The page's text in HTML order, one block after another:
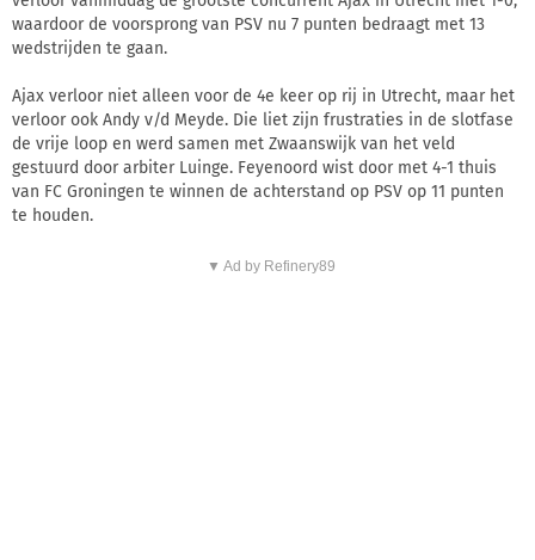
waardoor de voorsprong van PSV nu 7 punten bedraagt met 13
wedstrijden te gaan.
Ajax verloor niet alleen voor de 4e keer op rij in Utrecht, maar het
verloor ook Andy v/d Meyde. Die liet zijn frustraties in de slotfase
de vrije loop en werd samen met Zwaanswijk van het veld
gestuurd door arbiter Luinge. Feyenoord wist door met 4-1 thuis
van FC Groningen te winnen de achterstand op PSV op 11 punten
te houden.
▼ Ad by Refinery89